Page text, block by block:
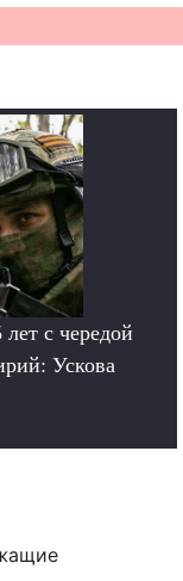
с чередой
Ускова